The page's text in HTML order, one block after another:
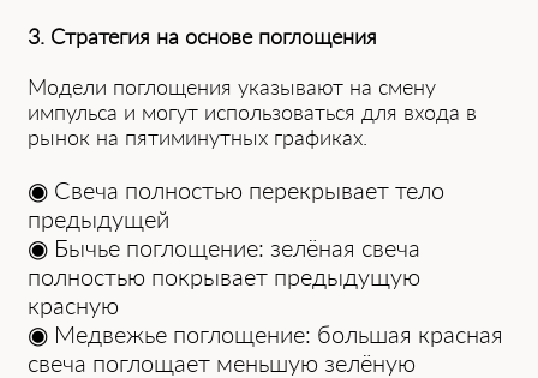
3. Стратегия на основе поглощения
Модели поглощения указывают на смену
импульса и могут использоваться для входа в
рынок на пятиминутных графиках.
◉ Свеча полностью перекрывает тело
предыдущей
◉ Бычье поглощение: зелёная свеча
полностью покрывает предыдущую
красную
◉ Медвежье поглощение: большая красная
свеча поглощает меньшую зелёную